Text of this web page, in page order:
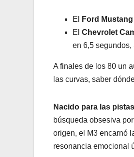
El Ford Mustang
El Chevrolet
en 6,5 segundos,
A finales de los 80 un
las curvas, saber
Nacido para las
búsqueda obsesiva
origen, el M3 encarnó
resonancia emocional